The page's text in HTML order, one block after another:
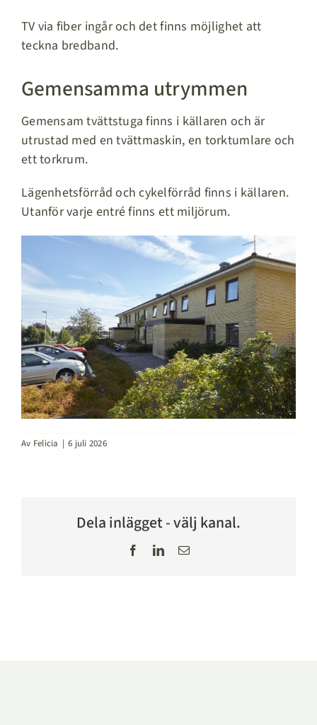
TV via fiber ingår och det finns möjlighet att
teckna bredband.
Gemensamma utrymmen
Gemensam tvättstuga finns i källaren och är
utrustad med en tvättmaskin, en torktumlare och
ett torkrum.
Lägenhetsförråd och cykelförråd finns i källaren.
Utanför varje entré finns ett miljörum.
Av Felicia | 6 juli 2026
Dela inlägget - välj kanal.
FacebookLinkedIn
E-